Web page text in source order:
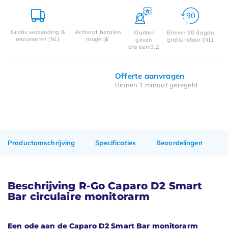
Gratis verzending &
retourneren (NL)
Achteraf betalen
mogelijk
Klanten
geven
ons een 9.2
Binnen 90 dagen
gratis retour (NL)
Offerte aanvragen
Binnen 1 minuut geregeld
Productomschrijving Specificaties Beoordelingen
Beschrijving R-Go Caparo D2 Smart
Bar circulaire monitorarm
Een ode aan de Caparo D2 Smart Bar monitorarm